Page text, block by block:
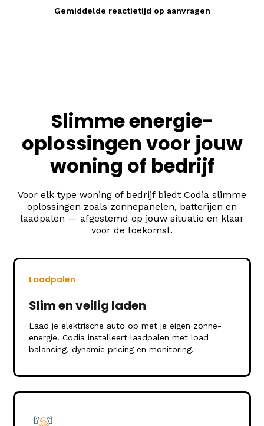
Gemiddelde reactietijd op aanvragen
Slimme energie-
oplossingen voor jouw
woning of bedrijf
Voor elk type woning of bedrijf biedt Codia slimme
oplossingen zoals zonnepanelen, batterijen en
laadpalen — afgestemd op jouw situatie en klaar
voor de toekomst.
Laadpalen
Slim en veilig laden
Laad je elektrische auto op met je eigen zonne-
energie. Codia installeert laadpalen met load
balancing, dynamic pricing en monitoring.